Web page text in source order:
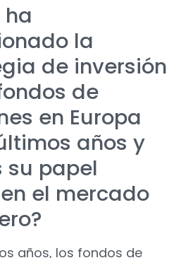
ha
la
de inversión
de
en Europa
años y
su papel
el mercado
años, los fondos de